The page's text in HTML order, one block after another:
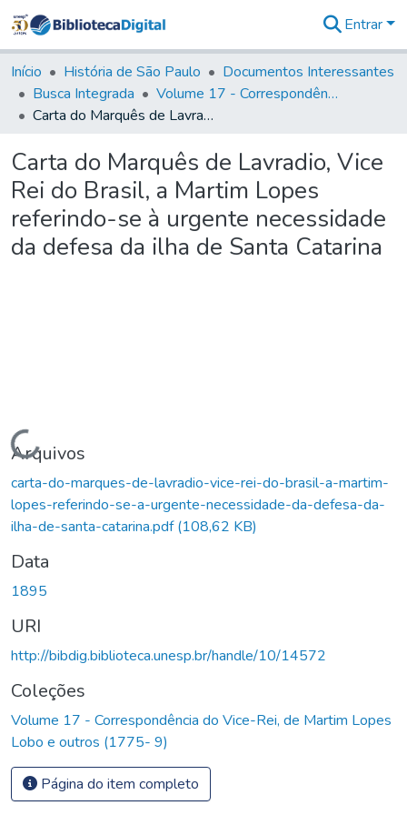
&
Coleções
Tudo na
Biblioteca
Estatísticas
Entrar
Início História de São Paulo
Documentos Interessantes
Busca Integrada
Volume 17 - Correspondência do Vice-Rei, de Martim Lopes Lobo e outros (1775- 9)
Carta do Marquês de Lavradio, Vice Rei do Brasil, a Martim Lopes referindo-se à urgente necessidade da defesa da ilha de Santa Catarina
Carta do Marquês de Lavradio, Vice
Rei do Brasil, a Martim Lopes
referindo-se à urgente necessidade
da defesa da ilha de Santa Catarina
Carregando...
Arquivos
carta-do-marques-de-lavradio-vice-rei-do-brasil-a-martim-
lopes-referindo-se-a-urgente-necessidade-da-defesa-da-
ilha-de-santa-catarina.pdf(108,62 KB)
Data
1895
URI
http://bibdig.biblioteca.unesp.br/handle/10/14572
Coleções
Volume 17 - Correspondência do Vice-Rei, de Martim Lopes
Lobo e outros (1775- 9)
Página do item completo